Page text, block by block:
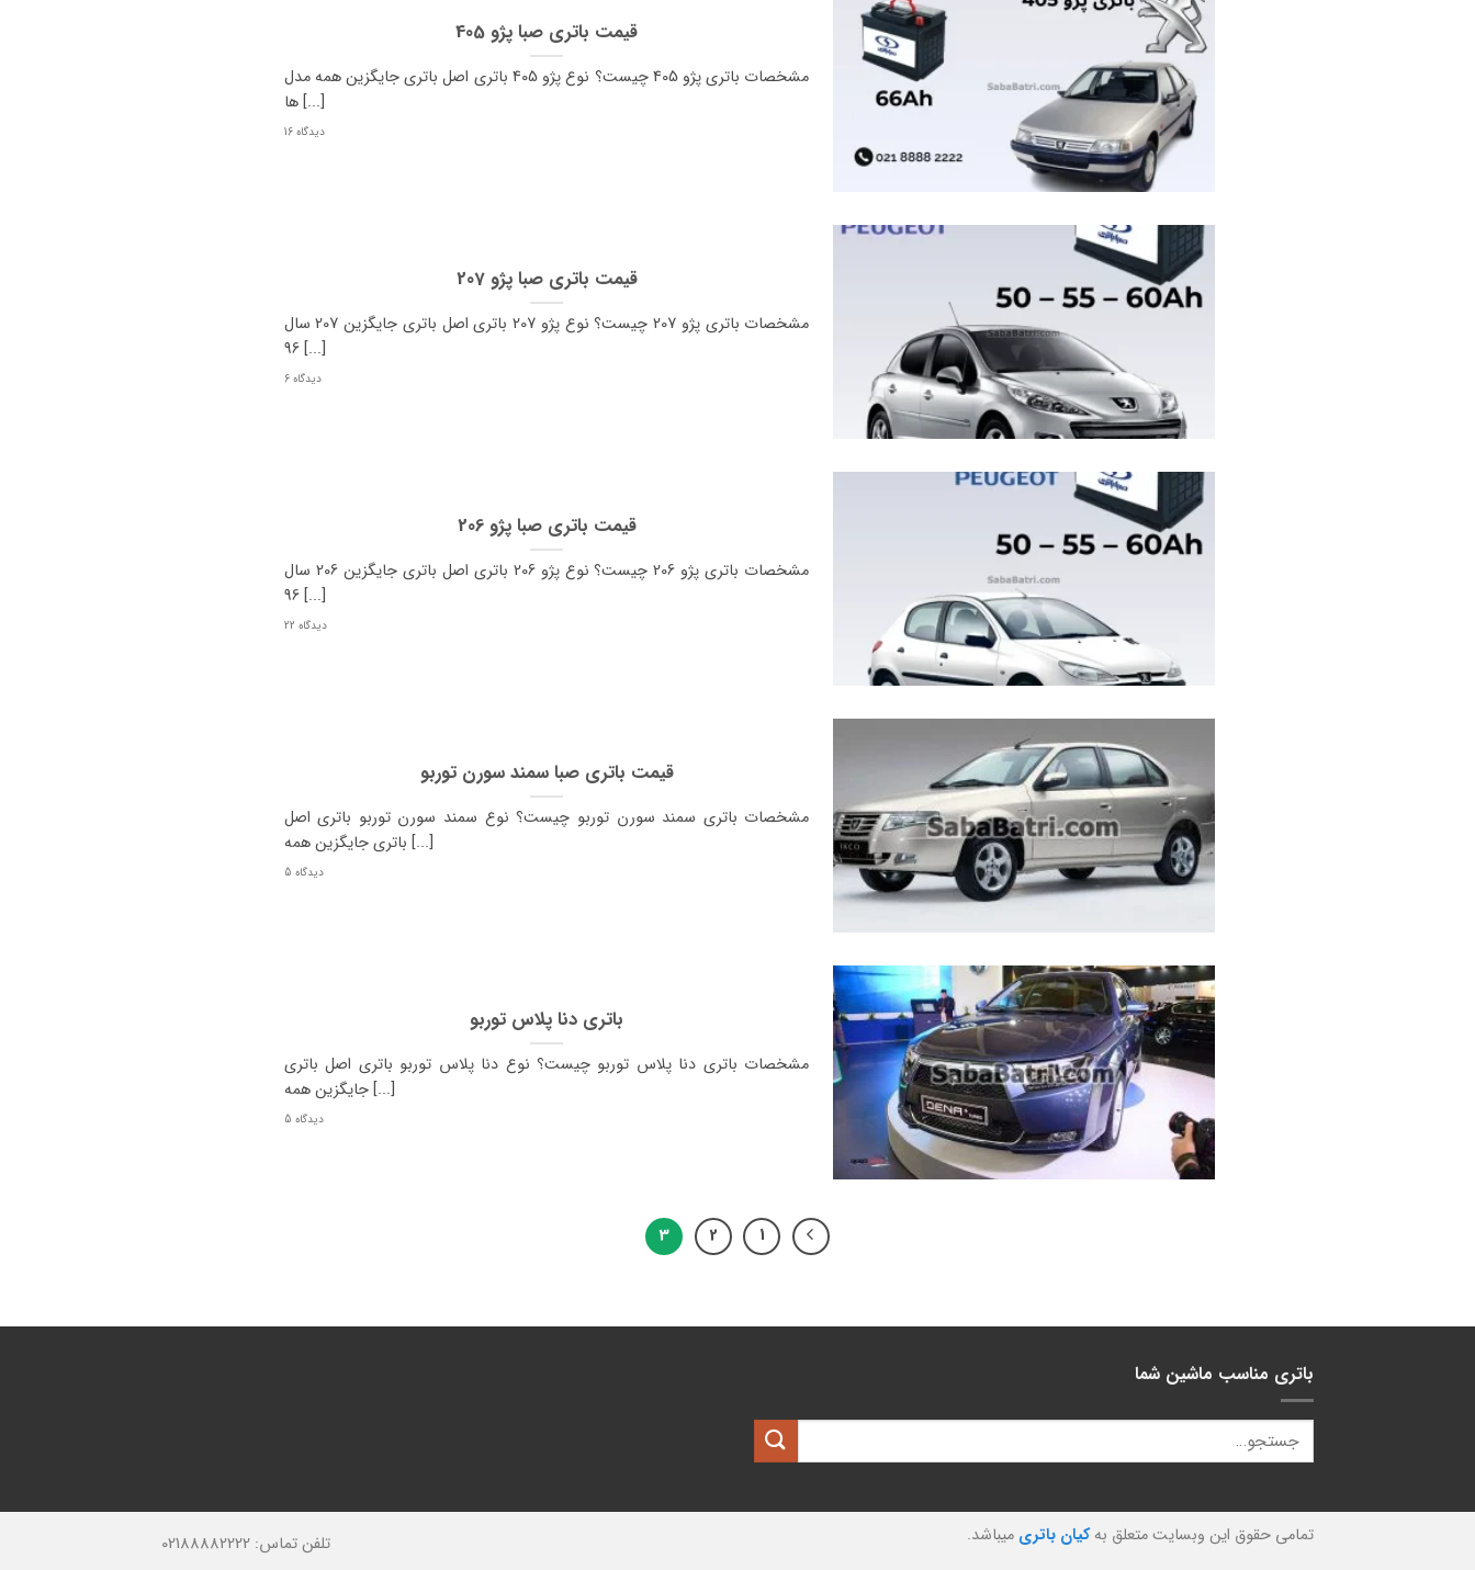
قیمت باتری صبا پژو 405
مشخصات باتری پژو 405 چیست؟ نوع پژو 405 باتری اصل باتری جایگزین همه مدل
ها [...]
16 دیدگاه
قیمت باتری صبا پژو 207
مشخصات باتری پژو 207 چیست؟ نوع پژو 207 باتری اصل باتری جایگزین 207 سال
96 [...]
6 دیدگاه
قیمت باتری صبا پژو 206
مشخصات باتری پژو 206 چیست؟ نوع پژو 206 باتری اصل باتری جایگزین 206 سال
96 [...]
22 دیدگاه
قیمت باتری صبا سمند سورن توربو
مشخصات باتری سمند سورن توربو چیست؟ نوع سمند سورن توربو باتری اصل
باتری جایگزین همه [...]
5 دیدگاه
باتری دنا پلاس توربو
مشخصات باتری دنا پلاس توربو چیست؟ نوع دنا پلاس توربو باتری اصل باتری
جایگزین همه [...]
5 دیدگاه
1
2
3
باتری مناسب ماشین شما
تلفن تماس: 02188882222 تمامی حقوق این وبسایت متعلق بهکیان باتری میباشد.